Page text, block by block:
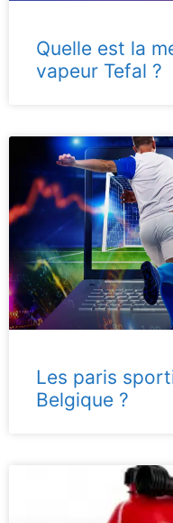
Quelle est la
vapeur Tefal ?
Les paris
Belgique ?